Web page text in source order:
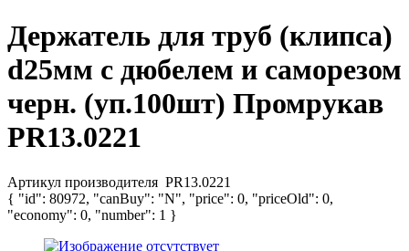
Держатель для труб (клипса)
d25мм с дюбелем и саморезом
черн. (уп.100шт) Промрукав
PR13.0221
Артикул производителя PR13.0221
{ "id": 80972, "canBuy": "N", "price": 0, "priceOld": 0,
"economy": 0, "number": 1 }